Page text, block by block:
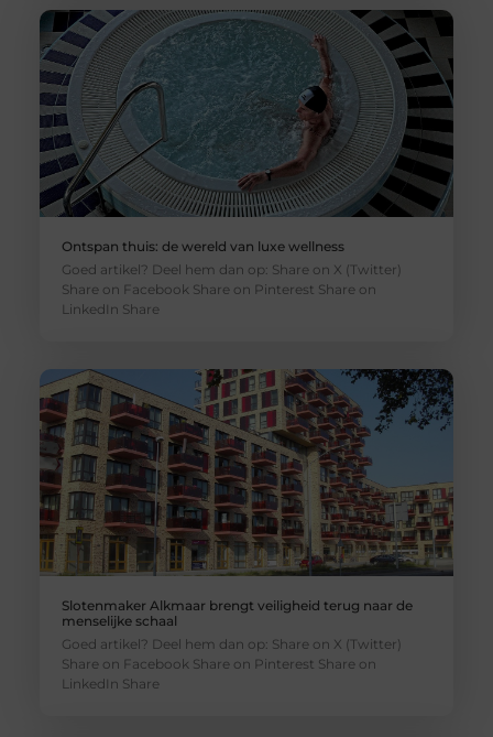
Ontspan thuis: de wereld van luxe wellness
Goed artikel? Deel hem dan op: Share on X (Twitter)
Share on Facebook Share on Pinterest Share on
LinkedIn Share
Slotenmaker Alkmaar brengt veiligheid terug naar de
menselijke schaal
Goed artikel? Deel hem dan op: Share on X (Twitter)
Share on Facebook Share on Pinterest Share on
LinkedIn Share